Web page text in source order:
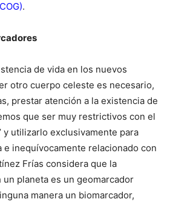
.
de vida en los nuevos
otro cuerpo celeste es necesario,
prestar atención a la existencia de
que ser muy restrictivos con el
y utilizarlo exclusivamente para
e inequívocamente relacionado con
Frías considera que la
planeta es un geomarcador
manera un biomarcador,